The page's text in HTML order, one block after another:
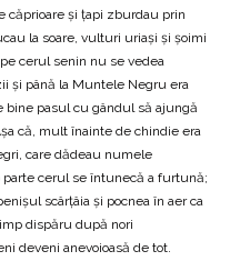
căprioare și țapi zburdau prin
la soare, vulturi uriași și șoimi
cerul senin nu se vedea
și până la Muntele Negru era
bine pasul cu gândul să ajungă
că, mult înainte de chindie era
care dădeau numele
cerul se întunecă a furtună;
scârțâia și pocnea în aer ca
dispăru după nori
deveni anevoioasă de tot.